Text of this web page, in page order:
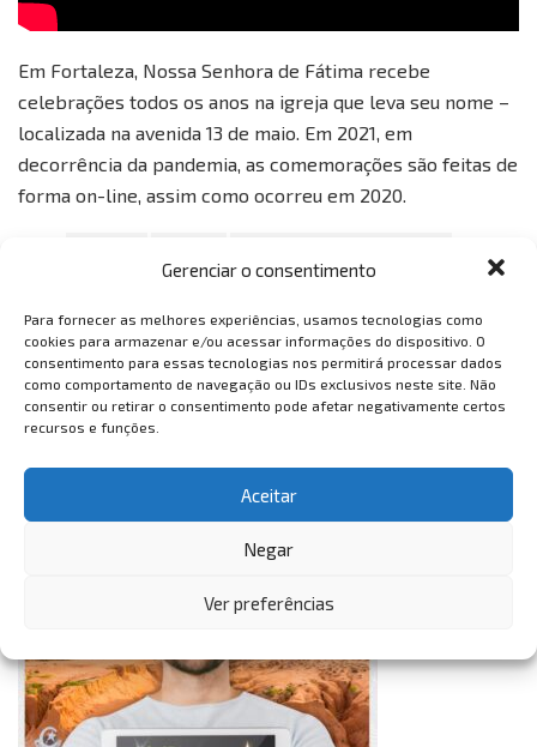
Gerenciar o consentimento
Para fornecer as melhores experiências, usamos tecnologias como
cookies para armazenar e/ou acessar informações do dispositivo. O
consentimento para essas tecnologias nos permitirá processar dados
como comportamento de navegação ou IDs exclusivos neste site. Não
consentir ou retirar o consentimento pode afetar negativamente certos
recursos e funções.
Aceitar
Negar
Ver preferências
Em Fortaleza, Nossa Senhora de Fátima recebe
celebrações todos os anos na igreja que leva seu nome –
localizada na avenida 13 de maio. Em 2021, em
decorrência da pandemia, as comemorações são feitas de
forma on-line, assim como ocorreu em 2020.
religião
VemTambém